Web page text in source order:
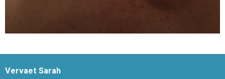
Vervaet Sarah